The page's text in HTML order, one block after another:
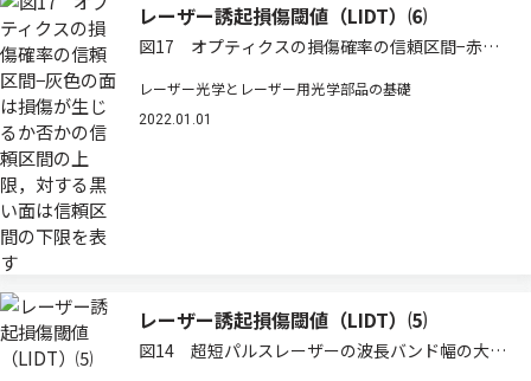
レーザー誘起損傷閾値（LIDT）⑹
図17 オプティクスの損傷確率の信頼区間−赤い
る青い面は信頼区間の下限を表す セクション7：
LIDTスペックの不確実性 LIDTのスペックは，あ
レーザー光学とレーザー用光学部品の基礎
2022.01.01
レーザー誘起損傷閾値（LIDT）⑸
図14 超短パルスレーザーの波長バンド幅の大き